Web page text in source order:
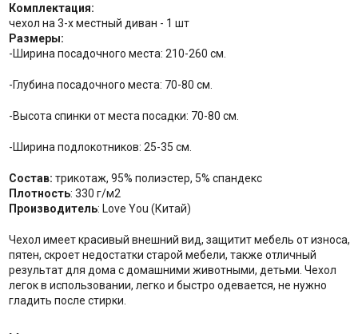
Комплектация:
чехол на 3-х местный диван - 1 шт
Размеры:
-Ширина посадочного места: 210-260 см.
-Глубина посадочного места: 70-80 см.
-Высота спинки от места посадки: 70-80 см.
-Ширина подлокотников: 25-35 см.
Состав: трикотаж, 95% полиэстер, 5% спандекс
Плотность: 330 г/м2
Производитель: Love You (Китай)
Чехол имеет красивый внешний вид, защитит мебель от износа,
пятен, скроет недостатки старой мебели, также отличный
результат для дома с домашними животными, детьми. Чехол
легок в использовании, легко и быстро одевается, не нужно
гладить после стирки.